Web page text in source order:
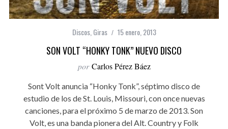
Discos, Giras 15 enero, 2013
SON VOLT “HONKY TONK” NUEVO DISCO
por Carlos Pérez Báez
Sont Volt anuncia “Honky Tonk”, séptimo disco de
estudio de los de St. Louis, Missouri, con once nuevas
canciones, para el próximo 5 de marzo de 2013. Son
Volt, es una banda pionera del Alt. Country y Folk